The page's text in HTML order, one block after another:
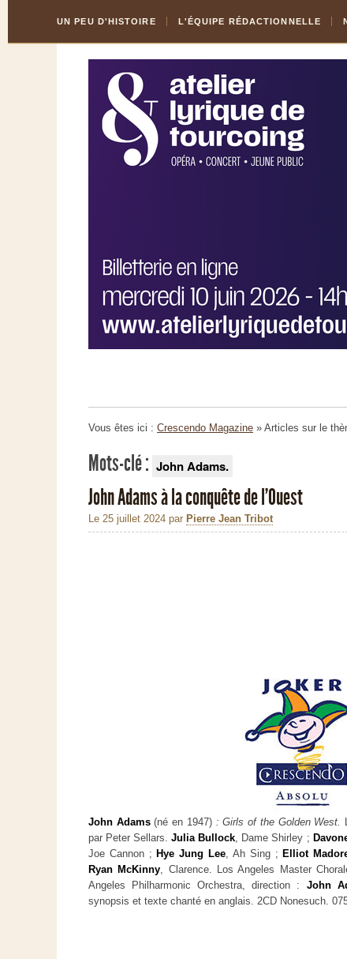
Content
la
UN PEU D'HISTOIRE L'ÉQUIPE RÉDACTIONNELLE
Vous êtes ici : Crescendo Magazine » Articles sur le
Mots-clé : John Adams.
John Adams à la conquête de l’Ouest
Le 25 juillet 2024 par Pierre Jean Tribot
John Adams(né en 1947) : Girls of the Golden West.
par Peter Sellars. Julia Bullock, Dame Shirley ;
Joe Cannon ; Hye Jung Lee, Ah Sing ; Elliot
Ryan McKinny, Clarence. Los Angeles Master
Angeles Philharmonic Orchestra, direction : John
synopsis et texte chanté en anglais. 2CD Nonesuch.